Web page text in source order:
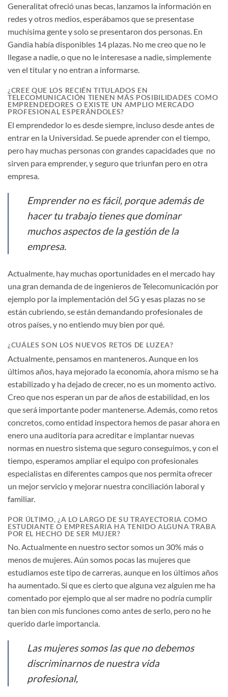
Generalitat ofreció unas becas, lanzamos la información en
redes y otros medios, esperábamos que se presentase
muchísima gente y solo se presentaron dos personas. En
Gandia había disponibles 14 plazas. No me creo que no le
llegase a nadie, o que no le interesase a nadie, simplemente
ven el titular y no entran a informarse.
¿CREE QUE LOS RECIÉN TITULADOS EN
TELECOMUNICACIÓN TIENEN MÁS POSIBILIDADES COMO
EMPRENDEDORES O EXISTE UN AMPLIO MERCADO
PROFESIONAL ESPERÁNDOLES?
El emprendedor lo es desde siempre, incluso desde antes de
entrar en la Universidad. Se puede aprender con el tiempo,
pero hay muchas personas con grandes capacidades que no
sirven para emprender, y seguro que triunfan pero en otra
empresa.
Emprender no es fácil, porque además de
hacer tu trabajo tienes que dominar
muchos aspectos de la gestión de la
empresa.
Actualmente, hay muchas oportunidades en el mercado hay
una gran demanda de de ingenieros de Telecomunicación por
ejemplo por la implementación del 5G y esas plazas no se
están cubriendo, se están demandando profesionales de
otros países, y no entiendo muy bien por qué.
¿CUÁLES SON LOS NUEVOS RETOS DE LUZEA?
Actualmente, pensamos en manteneros. Aunque en los
últimos años, haya mejorado la economía, ahora mismo se ha
estabilizado y ha dejado de crecer, no es un momento activo.
Creo que nos esperan un par de años de estabilidad, en los
que será importante poder mantenerse. Además, como retos
concretos, como entidad inspectora hemos de pasar ahora en
enero una auditoría para acreditar e implantar nuevas
normas en nuestro sistema que seguro conseguimos, y con el
tiempo, esperamos ampliar el equipo con profesionales
especialistas en diferentes campos que nos permita ofrecer
un mejor servicio y mejorar nuestra conciliación laboral y
familiar.
POR ÚLTIMO, ¿A LO LARGO DE SU TRAYECTORIA COMO
ESTUDIANTE O EMPRESARIA HA TENIDO ALGUNA TRABA
POR EL HECHO DE SER MUJER?
No. Actualmente en nuestro sector somos un 30% más o
menos de mujeres. Aún somos pocas las mujeres que
estudiamos este tipo de carreras, aunque en los últimos años
ha aumentado. Sí que es cierto que alguna vez alguien me ha
comentado por ejemplo que al ser madre no podría cumplir
tan bien con mis funciones como antes de serlo, pero no he
querido darle importancia.
Las mujeres somos las que no debemos
discriminarnos de nuestra vida
profesional,